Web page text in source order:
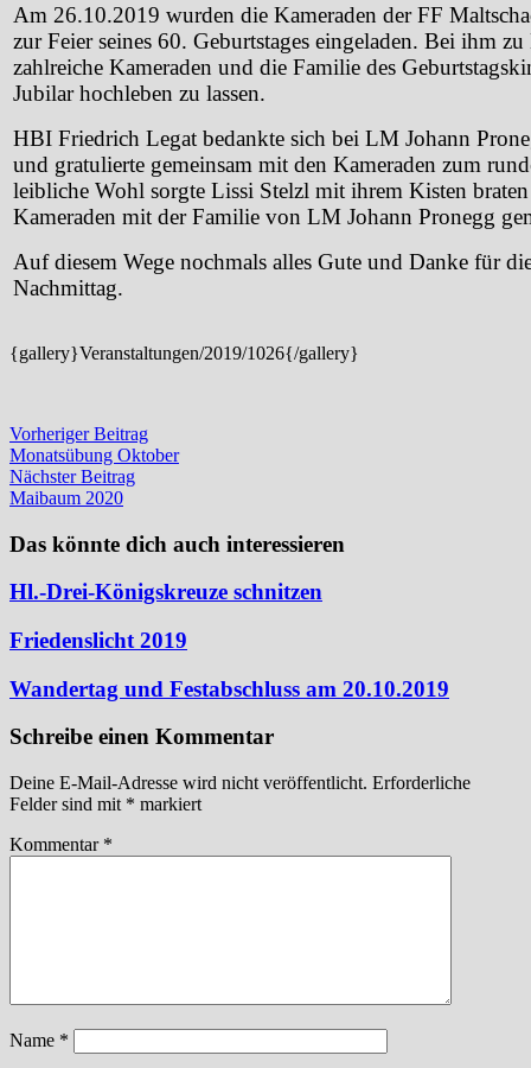
Am 26.10.2019 wurden die Kameraden der FF
zur Feier seines 60. Geburtstages eingeladen. Bei ihm
zahlreiche Kameraden und die Familie des
Jubilar hochleben zu lassen.
HBI Friedrich Legat bedankte sich bei LM Johann
und gratulierte gemeinsam mit den Kameraden zum
leibliche Wohl sorgte Lissi Stelzl mit ihrem Kisten
Kameraden mit der Familie von LM Johann Pronegg
Auf diesem Wege nochmals alles Gute und Danke für
Nachmittag.
{gallery}Veranstaltungen/2019/1026{/gallery}
Beitragsnavigation
Vorheriger BeitragVorheriger
Beitrag:
Monatsübung Oktober
Nächster BeitragNächster
Maibaum 2020
Das könnte dich auch interessieren
Hl.-Drei-Königskreuze schnitzen
Friedenslicht 2019
Wandertag und Festabschluss am 20.10.2019
Schreibe einen Kommentar
Deine E-Mail-Adresse wird nicht veröffentlicht. Erforderliche
Felder sind mit * markiert
Kommentar *
Name *